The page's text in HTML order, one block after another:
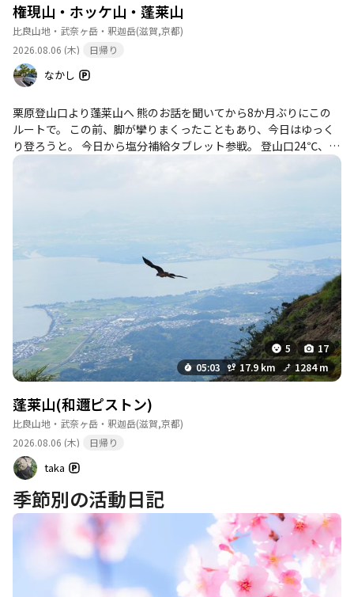
権現山・ホッケ山・蓬莱山
比良山地・武奈ヶ岳・釈迦岳(滋賀,京都)
2026.08.06 (木)
日帰り
なかし
栗原登山口より蓬莱山へ 熊のお話を聞いてから8か月ぶりにこの
ルートで。 この前、脚が攣りまくったこともあり、今日はゆっく
り登ろうと。 今日から塩分補給タブレット参戦。 登山口24℃、山
頂22℃。下山して26℃ほど。 確かに暑いけれども、 権現山から蓬
ソーパン 消費 ドーピング 芍薬甘草湯 朝食時1包。塩分補給
タブレット2個 ジョニーとお守りの熊スプレー 熊スプレーは使
用せず スポドリより、よく冷えた水＋塩分補給タブレットがよい
5
17
05:03
17.9 km 1284 m
蓬莱山(和邇ピストン)
比良山地・武奈ヶ岳・釈迦岳(滋賀,京都)
2026.08.06 (木)
日帰り
taka
季節別の活動日記